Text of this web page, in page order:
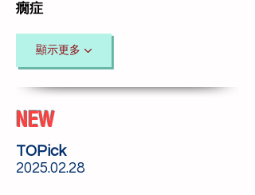
癇症
顯示更多
NEW
TOPick
​2025.02.28